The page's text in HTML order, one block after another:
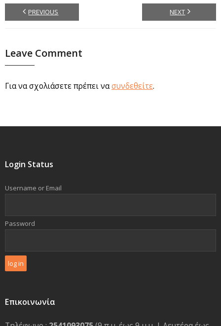
PREVIOUS NEXT
Leave Comment
Για να σχολιάσετε πρέπει νασυνδεθείτε.
Login Status
Username or Email
Password
Επικοινωνία